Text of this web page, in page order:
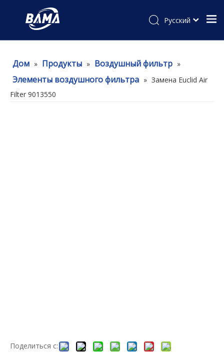
Pусский
Дом » Продукты » Воздушный фильтр »
Элементы воздушного фильтра » Замена Euclid Air
Filter 9013550
Поделиться с: